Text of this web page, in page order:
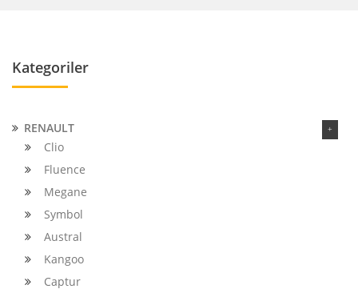
Kategoriler
RENAULT
Clio
Fluence
Megane
Symbol
Austral
Kangoo
Captur